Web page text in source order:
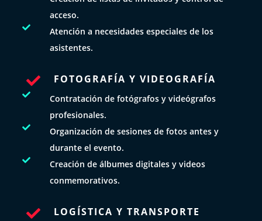
acceso.

Atención a necesidades especiales de los
asistentes.
 FOTOGRAFÍA Y VIDEOGRAFÍA

Contratación de fotógrafos y videógrafos
profesionales.

Organización de sesiones de fotos antes y
durante el evento.

Creación de álbumes digitales y videos
conmemorativos.
 LOGÍSTICA Y TRANSPORTE